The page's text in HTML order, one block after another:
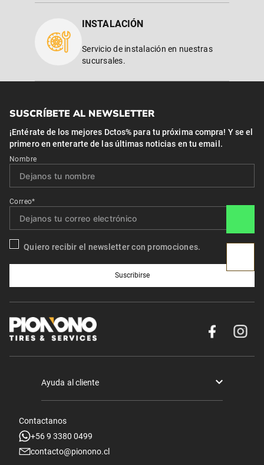
INSTALACIÓN
Servicio de instalación en nuestras
sucursales.
SUSCRÍBETE AL NEWSLETTER
¡Entérate de los mejores Dctos% para tu próxima compra! Y se el
primero en enterarte de las últimas noticias en tu email.
Nombre
Correo*
Quiero recibir el newsletter con promociones.
Suscribirse
Ayuda al cliente
Mis pedidos
Contactanos
+56 9 3380 0499
contacto@pionono.cl